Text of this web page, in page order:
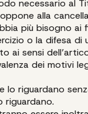
necessario al
alla
più bisogno
o la difesa
ai sensi
dei motivi
lo riguardano
riguardano.